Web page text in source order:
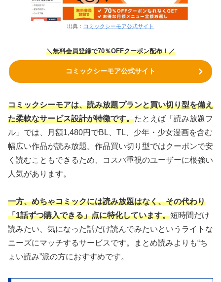
出典： コミックシーモア公式サイト
＼無料会員登録で70％OFFクーポン配布！／
コミックシーモア公式サイト
コミックシーモアは、読み放題プランと買い切り型を備え
た柔軟なサービス設計が特徴です。たとえば「読み放題フ
ル」では、月額1,480円でBL、TL、少年・少女漫画を含む
幅広い作品が読み放題。作品買い切り型ではクーポンで安
く読むこともできるため、コスパ重視のユーザーに根強い
人気があります。
一方、めちゃコミックには読み放題はなく、その代わり
「1話ずつ購入できる」点に特化しています。短時間だけ
読みたい、気になった話だけ読んでみたいというライトな
ニーズにマッチするサービスです。まとめ読みよりも“ち
ょい読み”派の方におすすめです。